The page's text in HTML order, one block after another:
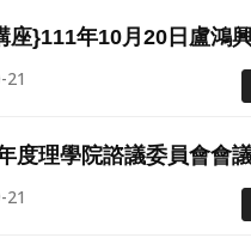
座}111年10月20日盧鴻
21
度理學院諮議委員會會
21